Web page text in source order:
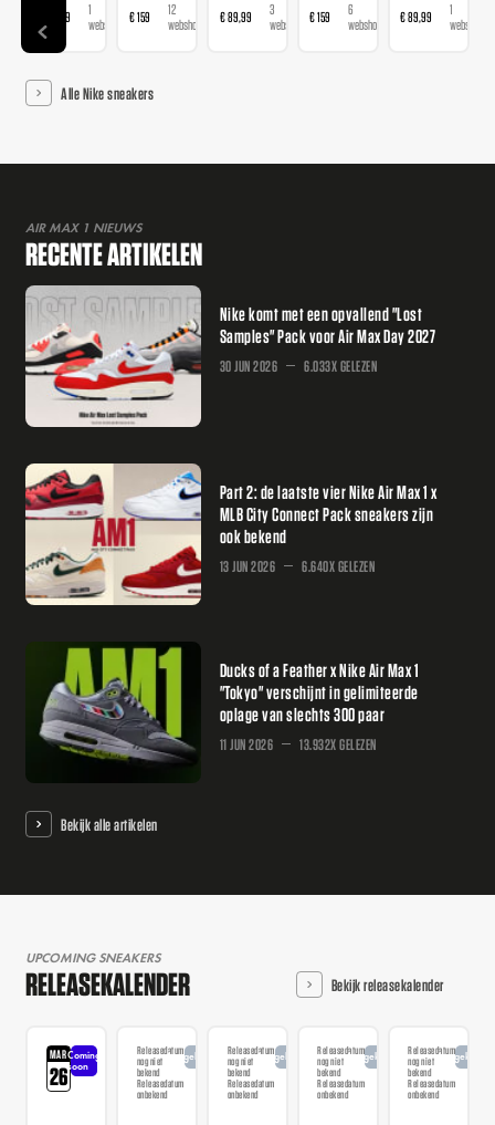
€ 89,99
1
webshop
€ 159
12
webshops
€ 89,99
3
webshops
€ 159
6
webshops
€ 89,99
1
webshop
Alle Nike sneakers
AIR MAX 1 NIEUWS
RECENTE ARTIKELEN
Nike komt met een opvallend "Lost
Samples" Pack voor Air Max Day 2027
30 JUN 2026 6.033X GELEZEN
Part 2: de laatste vier Nike Air Max 1 x
MLB City Connect Pack sneakers zijn
ook bekend
13 JUN 2026 6.640X GELEZEN
Ducks of a Feather x Nike Air Max 1
"Tokyo" verschijnt in gelimiteerde
oplage van slechts 300 paar
11 JUN 2026 13.932X GELEZEN
Bekijk alle artikelen
UPCOMING SNEAKERS
RELEASEKALENDER Bekijk releasekalender
MAR
26
Coming
soon
Releasedatum
nog niet
bekend
Releasedatum
onbekend
AangekondigdReleasedatum
nog niet
bekend
Releasedatum
onbekend
AangekondigdReleasedatum
nog niet
bekend
Releasedatum
onbekend
AangekondigdReleasedatum
nog niet
bekend
Releasedatum
onbekend